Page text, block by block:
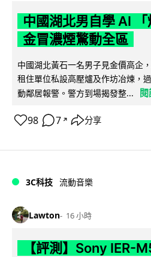
中國湖北男自學 AI
金冒濃煙驚動全區
中國湖北黃石一名男子見金價高企
租住單位私設高壓爐及作坊冶煉，
動鄰居報警。警方到場揭發整...
98 7 ↗ 分享
3C科技 流動音樂
Lawton 16 小時
【評測】Sony IER-